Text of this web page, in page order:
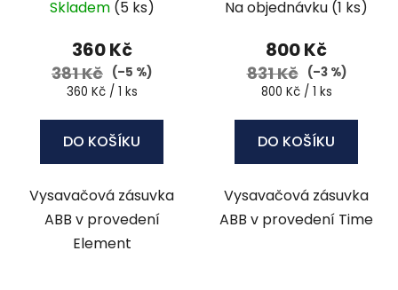
/ ledová bílá
Skladem (5 ks)
360 Kč
381 Kč (–5 %)
Měrná
360 Kč / 1 ks
DO KOŠÍKU
Vysavačová zásuvka
ABB v provedení
Element
Na objednávku (1 ks)
800 Kč
831 Kč
(–3 %)
Měrná
800 Kč / 1 ks
DO KOŠÍKU
Vysavačová zásuvka
ABB v provedení Time